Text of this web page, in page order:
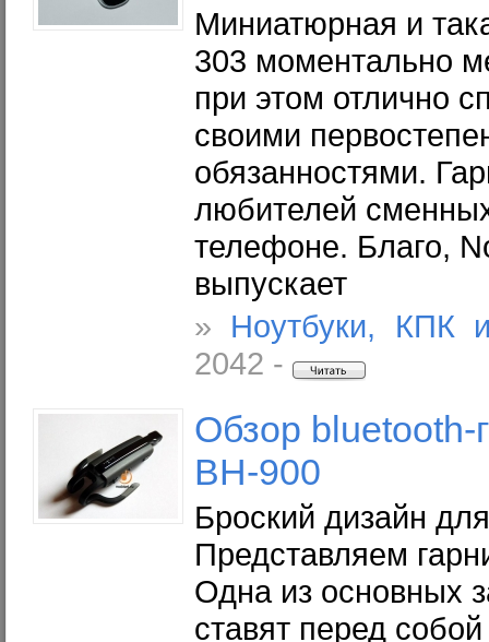
Миниатюрная и
303 моментально
при этом отлично
своими
обязанностями.
любителей
телефоне. Благо,
выпускает
» Ноутбуки, КПК
2042 -
Обзор bluetooth-
BH-900
Броский дизайн
Представляем
Одна из основных
ставят перед